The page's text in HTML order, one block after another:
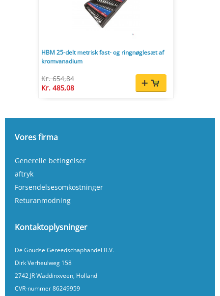
HBM 25-delt metrisk fast- og ringnøglesæt af
kromvanadium
Kr. 654,84
Kr. 485,08
Vores firma
Generelle betingelser
aftryk
Forsendelsesomkostninger
Returanmodning
Kontaktoplysninger
De Goudse Gereedschaphandel B.V.
Dirk Verheulweg 158
2742 JR Waddinxveen, Holland
CVR-nummer 86249959